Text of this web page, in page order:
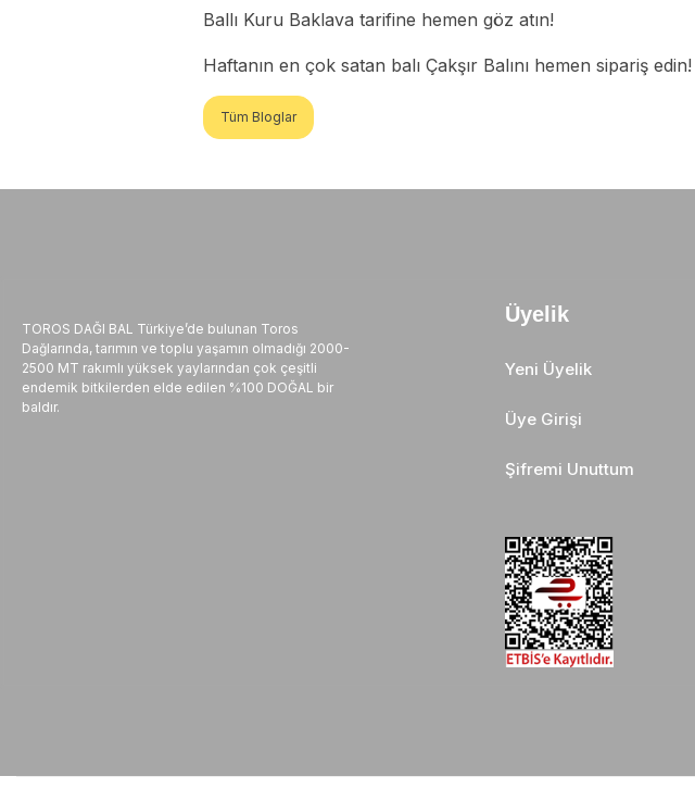
Ballı Kuru Baklava tarifine hemen göz atın!
Haftanın en çok satan balı Çakşır Balını hemen sipariş edin!
Tüm Bloglar
TOROS DAĞI BAL Türkiye’de bulunan Toros
Dağlarında, tarımın ve toplu yaşamın olmadığı 2000-
2500 MT rakımlı yüksek yaylarından çok çeşitli
endemik bitkilerden elde edilen %100 DOĞAL bir
baldır.
Üyelik
Yeni Üyelik
Üye Girişi
Şifremi Unuttum